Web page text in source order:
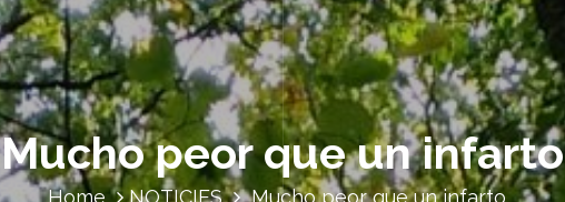
Mucho peor que un infarto
Home NOTICIES Mucho peor que un infarto